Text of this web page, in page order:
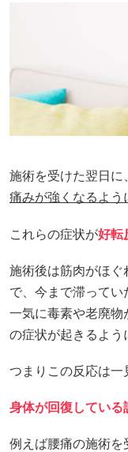
施術を受けた翌日に
痛みが強くなるよう
これらの症状が好転
施術後は筋肉がほぐ
で、今まで滞ってい
一気に毒素や老廃物
の症状が起きるよう
つまりこの反応は一
身体が回復している
例えば腰痛の施術を